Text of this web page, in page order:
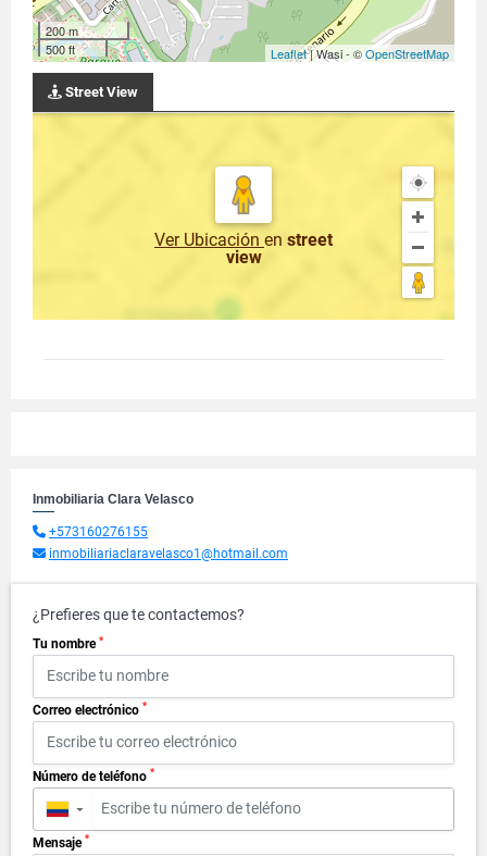
200 m
500 ft
Leaflet| Wasi - ©OpenStreetMap
Street View
Ver Ubicación en street
view
Inmobiliaria Clara Velasco
+573160276155
inmobiliariaclaravelasco1@hotmail.com
¿Prefieres que te contactemos?
Tu nombre *
Correo electrónico *
Número de teléfono *
▼
Mensaje *